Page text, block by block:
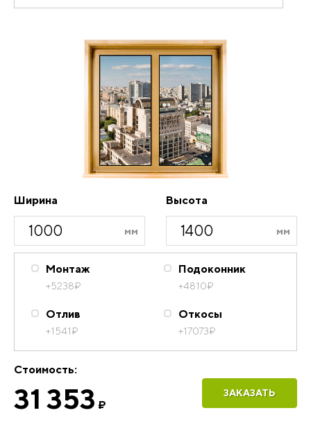
Ширина Высота
Монтаж
+5238₽
Подоконник
+4810₽
Отлив
+1541₽
Откосы
+17073₽
Стоимость:
31 353 ₽
ЗАКАЗАТЬ